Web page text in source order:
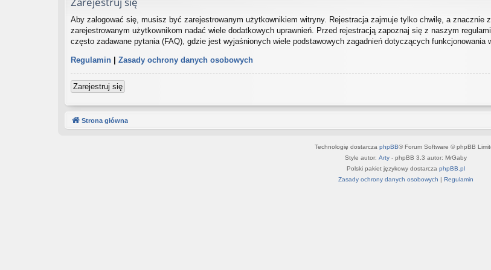
Aby zalogować się, musisz być zarejestrowanym użytkownikiem witryny. Rejestracja zajmuje tylko chwilę, a
zarejestrowanym użytkownikom nadać wiele dodatkowych uprawnień. Przed rejestracją zapoznaj się z naszym
często zadawane pytania (FAQ), gdzie jest wyjaśnionych wiele podstawowych zagadnień dotyczących funkcjonowania
Regulamin | Zasady ochrony danych osobowych
Zarejestruj się
Strona główna
Technologię dostarcza phpBB® Forum Software © phpBB
Style autor: Arty - phpBB 3.3 autor: MrGaby
Polski pakiet językowy dostarcza phpBB.pl
Zasady ochrony danych osobowych | Regulamin